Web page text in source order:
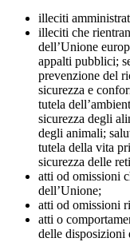
illeciti
illeciti che
dell’Unione
appalti pubblici;
prevenzione del
sicurezza e
tutela
sicurezza degli
degli animali;
tutela della vita
sicurezza delle
atti od omissioni
dell’Unione;
atti od omissioni
atti o
delle disposizioni